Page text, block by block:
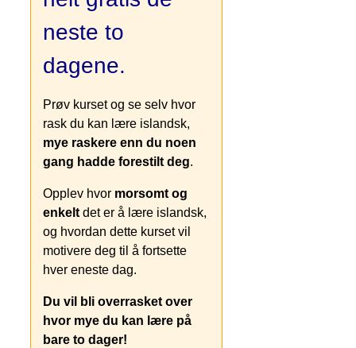
neste to
dagene.
Prøv kurset og se selv hvor
rask du kan lære islandsk,
mye raskere enn du noen
gang hadde forestilt deg.
Opplev hvor morsomt og
enkelt det er å lære islandsk,
og hvordan dette kurset vil
motivere deg til å fortsette
hver eneste dag.
Du vil bli overrasket over
hvor mye du kan lære på
bare to dager!